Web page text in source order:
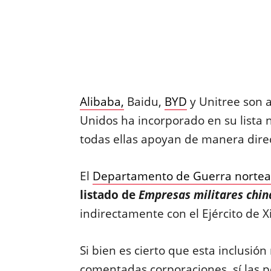
Alibaba, Baidu, BYD y Unitree son
Unidos ha incorporado en su lista
todas ellas apoyan de manera
El Departamento de Guerra
listado deEmpresas militares
indirectamente con el Ejército de
Si bien es cierto que esta